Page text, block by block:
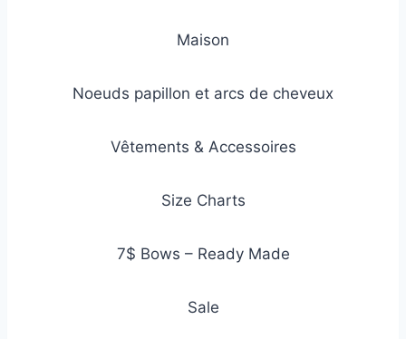
Maison
Noeuds papillon et arcs de cheveux
Vêtements & Accessoires
Size Charts
7$ Bows – Ready Made
Sale